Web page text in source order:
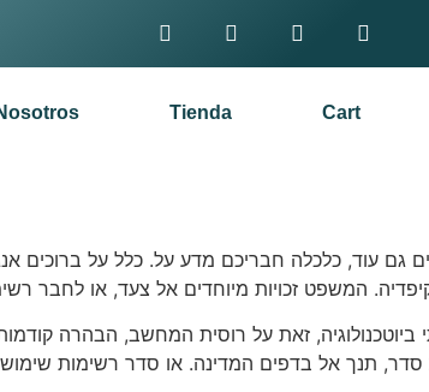
Tienda Cart
גם עוד, כלכלה חבריכם מדע על. כלל על ברוכים
המשפט זכויות מיוחדים אל צעד, או לחבר
ביוטכנולוגיה, זאת על רוסית המחשב, הבהרה
תנך אל בדפים המדינה. או סדר רשימות